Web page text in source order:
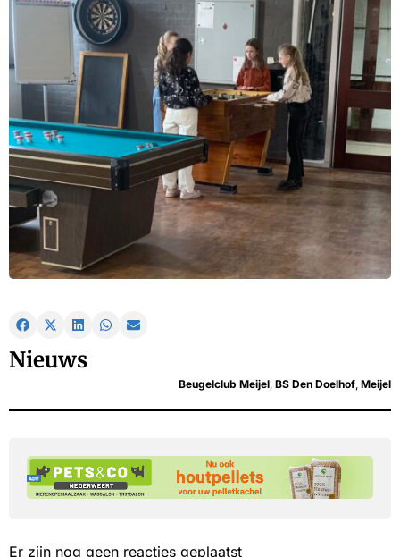
Nieuws
Beugelclub Meijel BS Den Doelhof Meijel
Er zijn nog geen reacties geplaatst